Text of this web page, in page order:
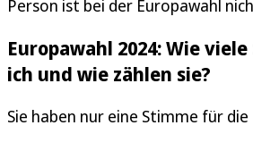
Person ist bei der Europawahl
Europawahl 2024: Wie
ich und wie zählen sie?
Sie haben nur eine Stimme für